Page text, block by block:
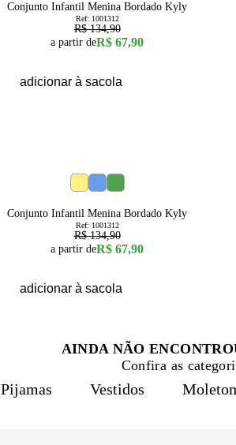
Conjunto Infantil Menina Bordado Kyly
Ref: 1001312
R$ 134,90
a partir deR$ 67,90
adicionar à sacola
Conjunto Infantil Menina Bordado Kyly
Ref: 1001312
R$ 134,90
a partir deR$ 67,90
adicionar à sacola
AINDA NÃO
Confira as
Pijamas Vestidos